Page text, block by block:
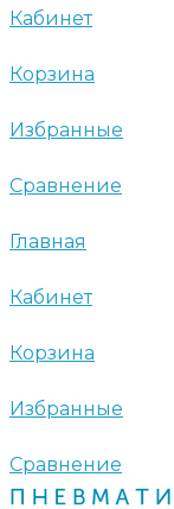
Кабинет
Корзина
Избранные
Сравнение
Главная
Кабинет
Корзина
Избранные
Сравнение